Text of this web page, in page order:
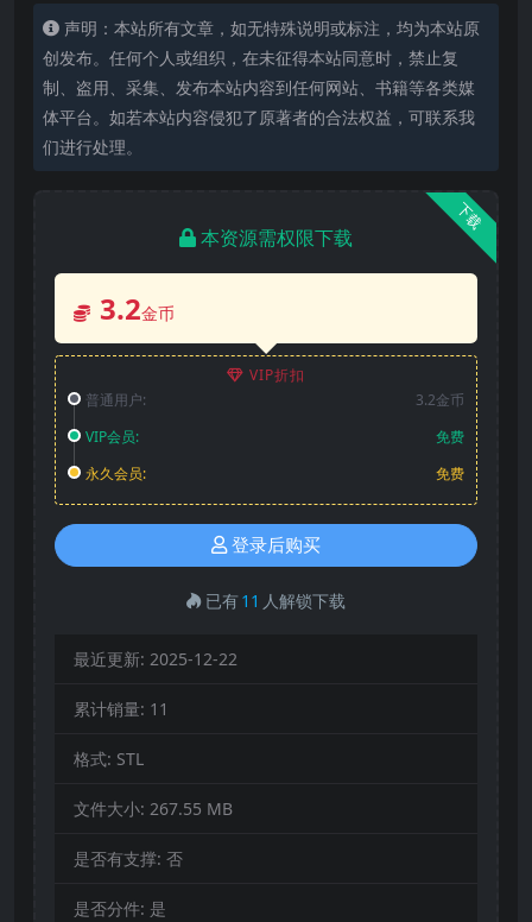
声明：本站所有文章，如无特殊说明或标注，均为本站原
创发布。任何个人或组织，在未征得本站同意时，禁止复
制、盗用、采集、发布本站内容到任何网站、书籍等各类媒
体平台。如若本站内容侵犯了原著者的合法权益，可联系我
们进行处理。
下载
本资源需权限下载
3.2金币
VIP折扣
普通用户:
3.2金币
VIP会员:
免费
永久会员:
免费
登录后购买
已有11 人解锁下载
最近更新: 2025-12-22
累计销量: 11
格式: STL
文件大小: 267.55 MB
是否有支撑: 否
是否分件: 是